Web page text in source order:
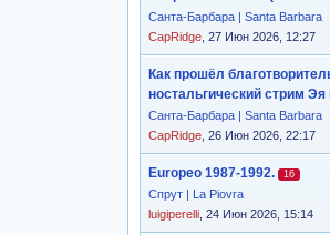
Санта-Барбара | Santa Barbara
CapRidge , 27 Июн 2026, 12:27
Как прошёл
ностальгический стрим
Санта-Барбара | Santa Barbara
CapRidge , 26 Июн 2026, 22:17
Europeo 1987-1992. 16
Спрут | La Piovra
luigiperelli , 24 Июн 2026, 15:14